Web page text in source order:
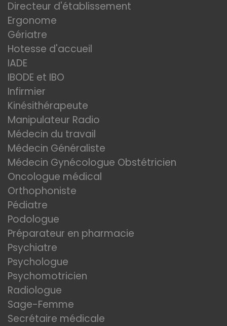
Directeur d'établissement
Ergonome
Gériatre
Hotesse d'accueil
IADE
IBODE et IBO
Infirmier
Kinésithérapeute
Manipulateur Radio
Médecin du travail
Médecin Généraliste
Médecin Gynécologue Obstétricien
Oncologue médical
Orthophoniste
Pédiatre
Podologue
Préparateur en pharmacie
Psychiatre
Psychologue
Psychomotricien
Radiologue
Sage-Femme
Secrétaire médicale